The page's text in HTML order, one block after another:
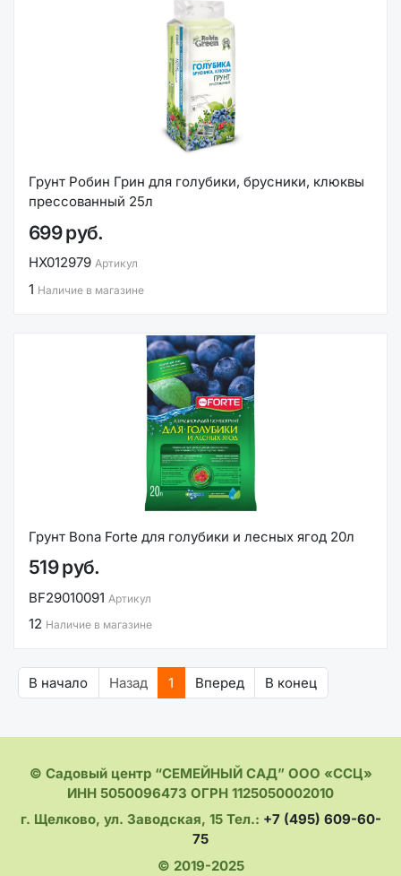
Грунт Робин Грин для голубики, брусники, клюквы
прессованный 25л
699 руб.
НХ012979 Артикул
1 Наличие в магазине
Грунт Bona Forte для голубики и лесных ягод 20л
519 руб.
BF29010091 Артикул
12 Наличие в магазине
В начало Назад 1 Вперед В конец
© Садовый центр “СЕМЕЙНЫЙ САД” ООО «ССЦ»
ИНН 5050096473 ОГРН 1125050002010
г. Щелково, ул. Заводская, 15 Тел.: +7 (495) 609-60-
75
© 2019-2025